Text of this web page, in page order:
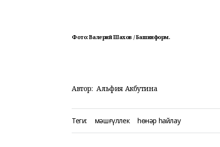
Фото: Валерий Шахов / Башинформ.
Автор: Альфия Акбутина
Теги: мәшғүллек һөнәр һайлау